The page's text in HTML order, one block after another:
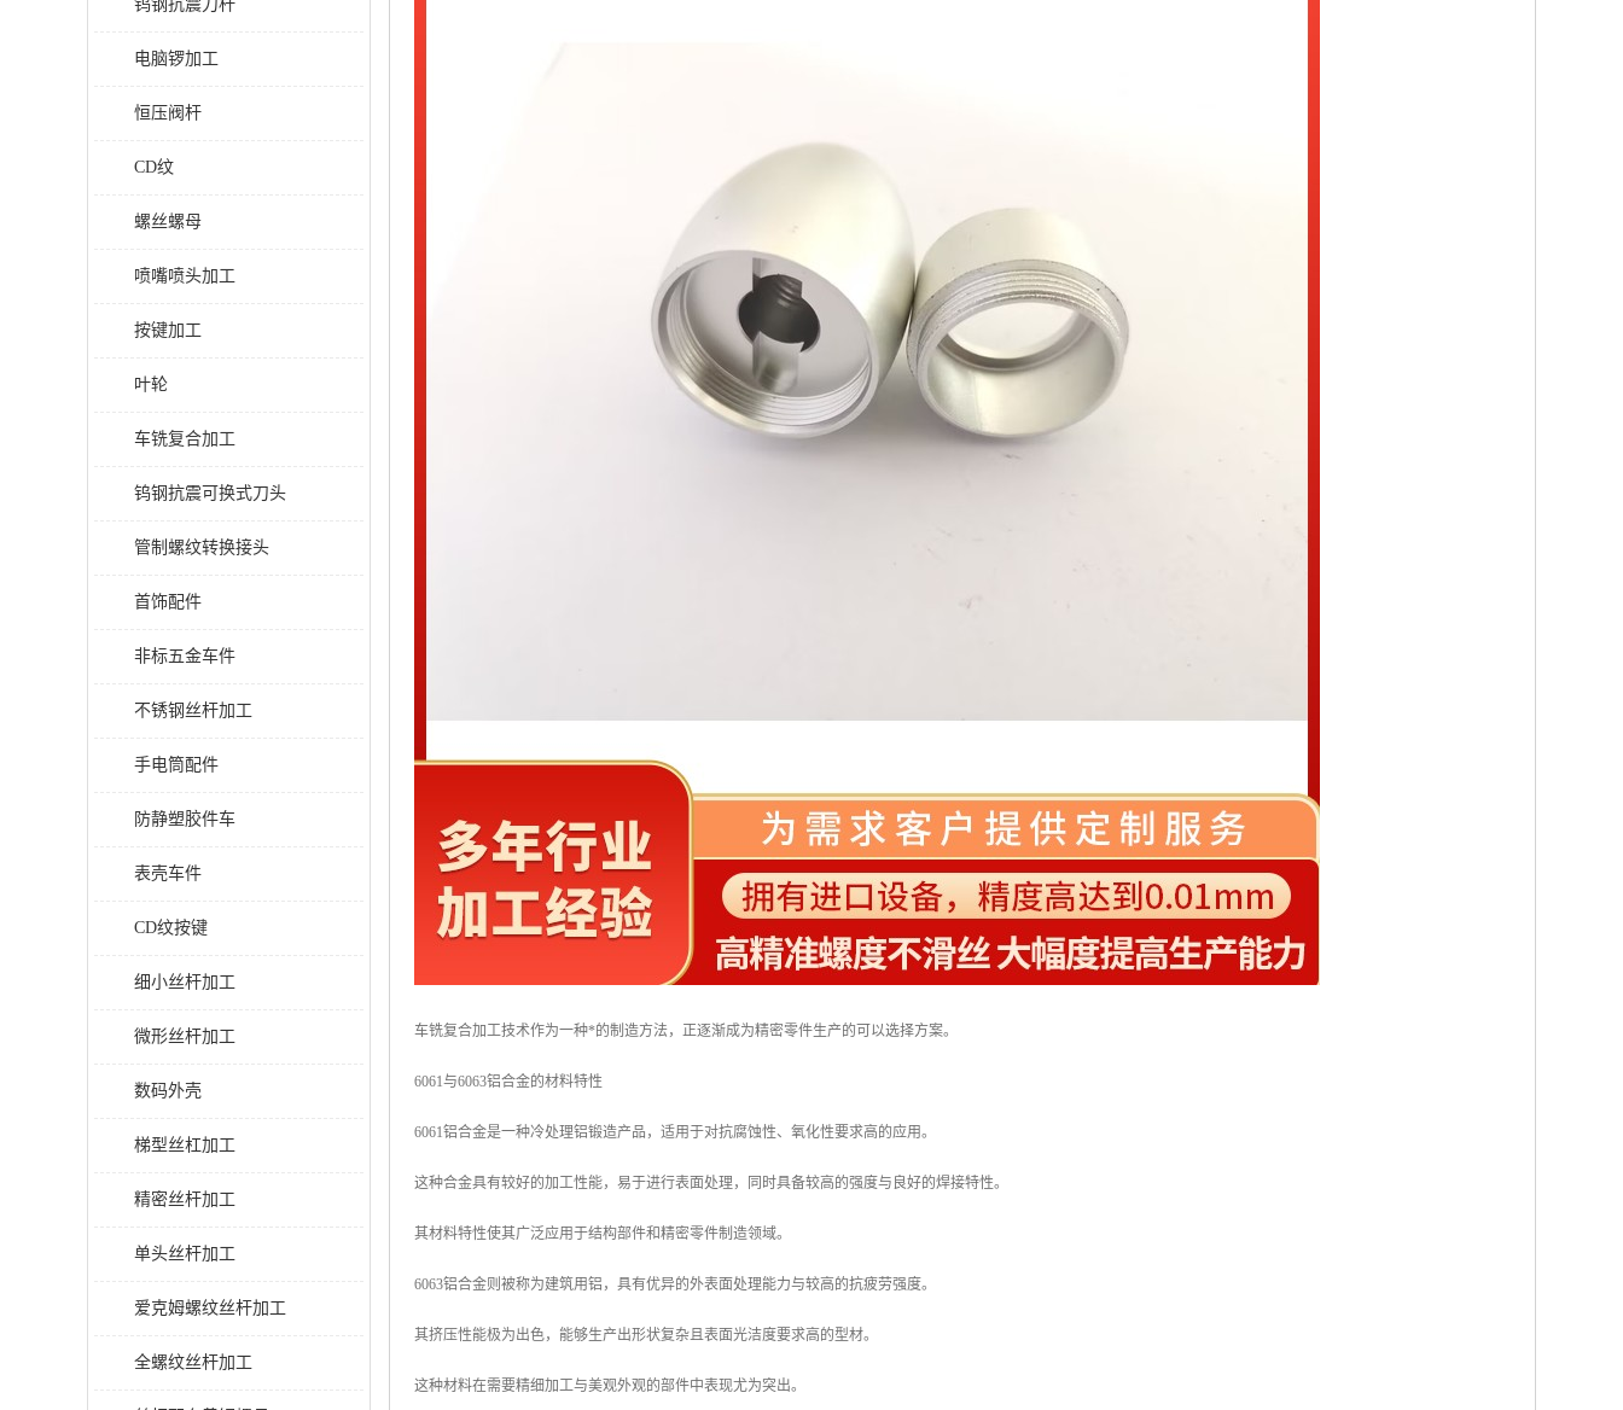
钨钢抗震刀杆
电脑锣加工
恒压阀杆
CD纹
螺丝螺母
喷嘴喷头加工
按键加工
叶轮
车铣复合加工
钨钢抗震可换式刀头
管制螺纹转换接头
首饰配件
非标五金车件
不锈钢丝杆加工
手电筒配件
防静塑胶件车
表壳车件
CD纹按键
细小丝杆加工
微形丝杆加工
数码外壳
梯型丝杠加工
精密丝杆加工
单头丝杆加工
爱克姆螺纹丝杆加工
全螺纹丝杆加工
车铣复合加工技术作为一种*的制造方法，正逐渐成为精密零件生产的可以选择方案。
6061与6063铝合金的材料特性
6061铝合金是一种冷处理铝锻造产品，适用于对抗腐蚀性、氧化性要求高的应用。
这种合金具有较好的加工性能，易于进行表面处理，同时具备较高的强度与良好的焊接特性。
其材料特性使其广泛应用于结构部件和精密零件制造领域。
6063铝合金则被称为建筑用铝，具有优异的外表面处理能力与较高的抗疲劳强度。
其挤压性能极为出色，能够生产出形状复杂且表面光洁度要求高的型材。
这种材料在需要精细加工与美观外观的部件中表现尤为突出。